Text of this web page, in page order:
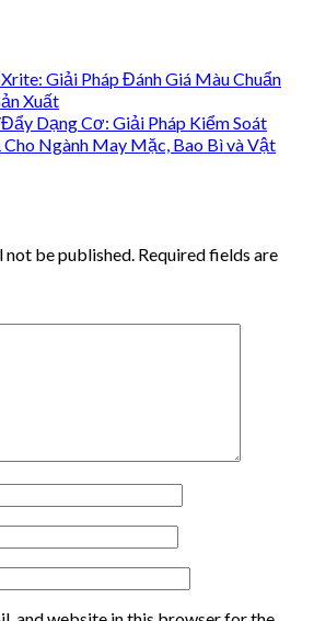
Giải Pháp Đánh Giá Màu Chuẩn
Xuất
Dạng Cơ: Giải Pháp Kiểm Soát
Ngành May Mặc, Bao Bì và Vật
be published. Required fields are